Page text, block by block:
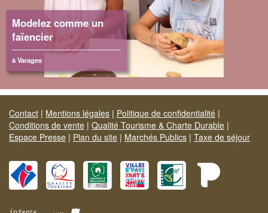
Modelez comme un
faïencier
à Varages
Contact | Mentions légales | Politique de confidentialité |
Conditions de vente | Qualité Tourisme & Charte Durable |
Espace Presse | Plan du site | Marchés Publics | Taxe de séjour